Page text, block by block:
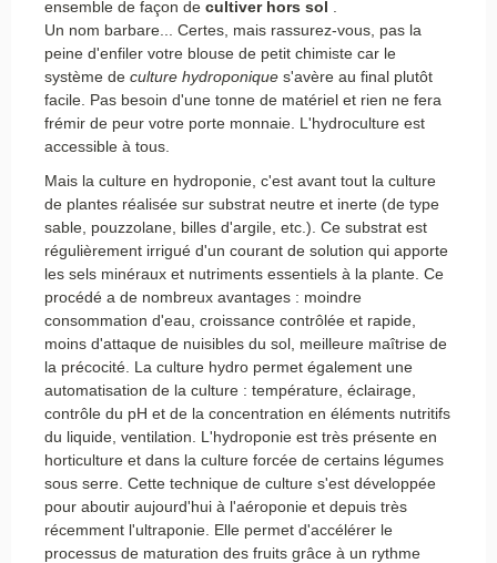
ensemble de façon de cultiver hors sol
Un nom barbare... Certes, mais rassurez-vous, pas la
peine d'enfiler votre blouse de petit chimiste car le
système de culture hydroponique s'avère au final plutôt
facile. Pas besoin d'une tonne de matériel et rien ne fera
frémir de peur votre porte monnaie. L'hydroculture est
accessible à tous.
Mais la culture en hydroponie, c'est avant tout la culture
de plantes réalisée sur substrat neutre et inerte (de type
sable, pouzzolane, billes d'argile, etc.). Ce substrat est
régulièrement irrigué d'un courant de solution qui apporte
les sels minéraux et nutriments essentiels à la plante. Ce
procédé a de nombreux avantages : moindre
consommation d'eau, croissance contrôlée et rapide,
moins d'attaque de nuisibles du sol, meilleure maîtrise de
la précocité. La culture hydro permet également une
automatisation de la culture : température, éclairage,
contrôle du pH et de la concentration en éléments nutritifs
du liquide, ventilation. L'hydroponie est très présente en
horticulture et dans la culture forcée de certains légumes
sous serre. Cette technique de culture s'est développée
pour aboutir aujourd'hui à l'aéroponie et depuis très
récemment l'ultraponie. Elle permet d'accélérer le
processus de maturation des fruits grâce à un rythme